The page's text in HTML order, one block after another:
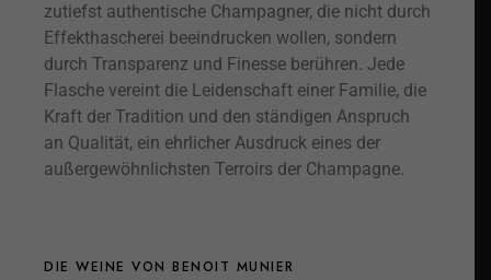
zutiefst authentische Champagner, die nicht durch
Effekthascherei beeindrucken wollen, sondern
durch Transparenz und Finesse berühren. Jede
Flasche vereint die Leidenschaft einer Familie, die
Kraft der Tradition und den ständigen Anspruch
an Qualität, ein ehrlicher Ausdruck eines der
außergewöhnlichsten Terroirs der Champagne.
DIE WEINE VON BENOIT MUNIER